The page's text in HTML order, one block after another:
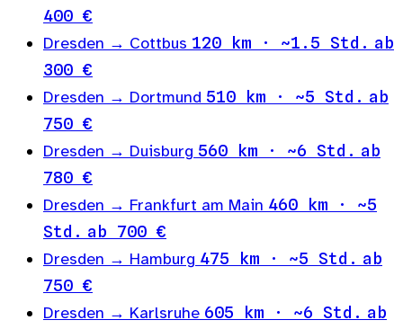
400 €
Dresden → Cottbus 120 km · ~1.5 Std. ab
300 €
Dresden → Dortmund 510 km · ~5 Std. ab
750 €
Dresden → Duisburg 560 km · ~6 Std. ab
780 €
Dresden → Frankfurt am Main 460 km · ~5
Std. ab 700 €
Dresden → Hamburg 475 km · ~5 Std. ab
750 €
Dresden → Karlsruhe 605 km · ~6 Std. ab